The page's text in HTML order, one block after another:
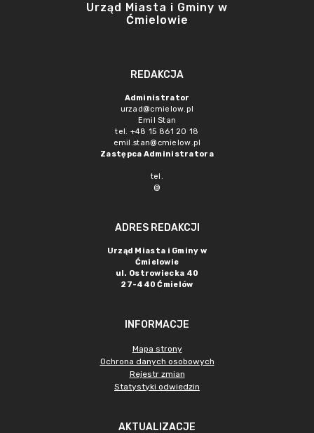
Urząd Miasta i Gminy w
Ćmielowie
REDAKCJA
Administrator
urzad@cmielow.pl
Emil Stan
tel. +48 15 861 20 18
emil.stan@cmielow.pl
Zastępca Administratora
tel.
@
ADRES REDAKCJI
Urząd Miasta i Gminy w
Ćmielowie
ul. Ostrowiecka 40
27-440 Ćmielów
INFORMACJE
Mapa strony
Ochrona danych osobowych
Rejestr zmian
Statystyki odwiedzin
AKTUALIZACJE